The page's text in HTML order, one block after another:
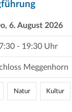
6. August 2026
- 19:30 Uhr
Meggenhorn
Natur Kultur